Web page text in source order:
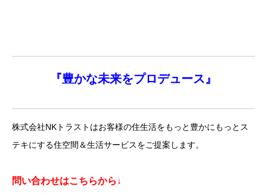
『豊かな未来をプロデュース』
株式会社NKトラストはお客様の住生活をもっと豊かにもっとス
テキにする住空間＆生活サービスをご提案します。
問い合わせはこちらから↓